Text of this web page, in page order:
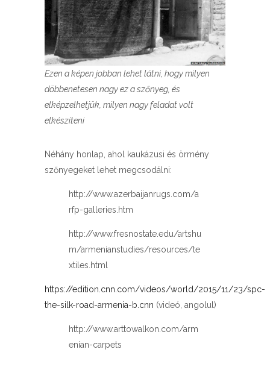
Ezen a képen jobban lehet látni, hogy milyen
döbbenetesen nagy ez a szőnyeg, és
elképzelhetjük, milyen nagy feladat volt
elkészíteni
Néhány honlap, ahol kaukázusi és örmény
szőnyegeket lehet megcsodálni:
http://www.azerbaijanrugs.com/a
rfp-galleries.htm
http://www.fresnostate.edu/artshu
m/armenianstudies/resources/te
xtiles.html
https://edition.cnn.com/videos/world/2015/11/23/spc-
the-silk-road-armenia-b.cnn (videó, angolul)
http://www.arttowalkon.com/arm
enian-carpets